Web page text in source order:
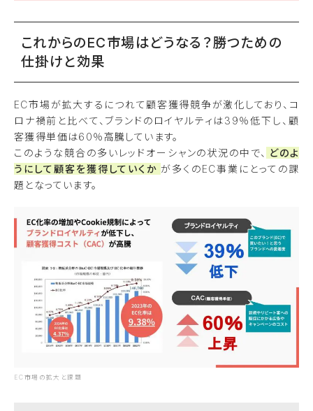
これからのEC市場はどうなる？勝つための
仕掛けと効果
EC市場が拡大するにつれて顧客獲得競争が激化しており、コ
ロナ禍前と比べて、ブランドのロイヤルティは39％低下し、顧
客獲得単価は60％高騰しています。
このような競合の多いレッドオーシャンの状況の中で、 どのよ
うにして顧客を獲得していくか が多くのEC事業にとっての課
題となっています。
EC市場の拡大と課題